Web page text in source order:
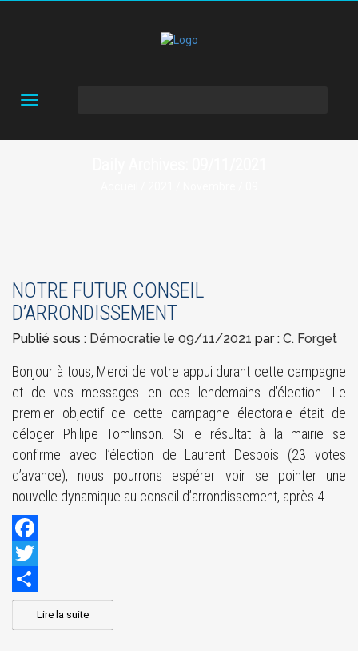
Toggle
NOTRE FUTUR CONSEIL
D’ARRONDISSEMENT
Publié sous : Démocratie le 09/11/2021 par : C. Forget
Bonjour à tous, Merci de votre appui durant cette campagne
et de vos messages en ces lendemains d’élection. Le
premier objectif de cette campagne électorale était de
déloger Philipe Tomlinson. Si le résultat à la mairie se
confirme avec l’élection de Laurent Desbois (23 votes
d’avance), nous pourrons espérer voir se pointer une
nouvelle dynamique au conseil d’arrondissement, après 4…
Facebook
Twitter
Share
Lire la suite